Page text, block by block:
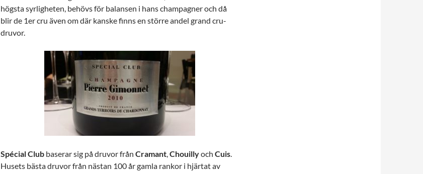
högsta syrligheten, behövs för balansen i hans champagner och då
blir de 1er cru även om där kanske finns en större andel grand cru-
druvor.
Spécial Club baserar sig på druvor från Cramant,Chouillyoch Cuis.
Husets bästa druvor från nästan 100 år gamla rankor i hjärtat av